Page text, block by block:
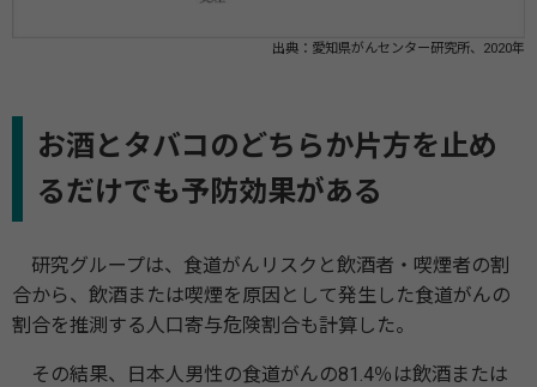
出典：愛知県がんセンター研究所、2020年
お酒とタバコのどちらか片方を止め
るだけでも予防効果がある
研究グループは、食道がんリスクと飲酒者・喫煙者の割
合から、飲酒または喫煙を原因として発生した食道がんの
割合を推測する人口寄与危険割合も計算した。
その結果、日本人男性の食道がんの81.4％は飲酒または